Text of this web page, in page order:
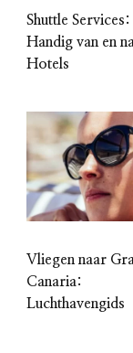
Shuttle Services:
Handig van en
Hotels
Vliegen naar
Canaria:
Luchthavengids